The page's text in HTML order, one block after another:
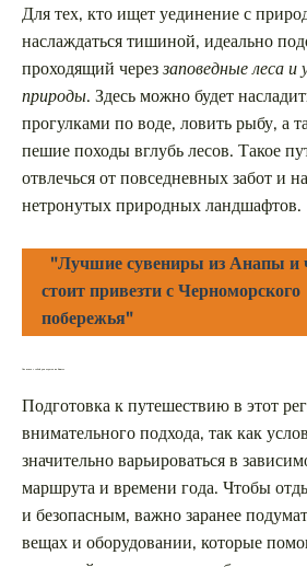
Для тех, кто ищет уединение с
наслаждаться тишиной, идеально
проходящий череззаповедные леса и
природы. Здесь можно будет
прогулками по воде, ловить рыбу, а
пешие походы вглубь лесов. Такое
отвлечься от повседневных забот и
нетронутых природных ландшафтов.
"Лучшие сувениры из Анапы и
стоит привезти с Черноморского
побережья"
Что взять с собой для отдыха на Енисее
Подготовка к путешествию в этот
внимательного подхода, так как
значительно варьироваться в
маршрута и времени года. Чтобы
и безопасным, важно заранее
вещах и оборудовании, которые